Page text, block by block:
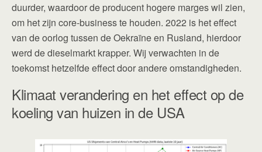
duurder, waardoor de producent hogere marges wil zien,
om het zijn core-business te houden. 2022 is het effect
van de oorlog tussen de Oekraïne en Rusland, hierdoor
werd de dieselmarkt krapper. Wij verwachten in de
toekomst hetzelfde effect door andere omstandigheden.
Klimaat verandering en het effect op de
koeling van huizen in de USA